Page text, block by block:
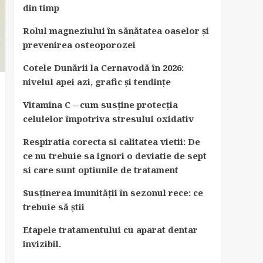
din timp
Rolul magneziului în sănătatea oaselor și
prevenirea osteoporozei
Cotele Dunării la Cernavodă în 2026:
nivelul apei azi, grafic și tendințe
Vitamina C – cum susține protecția
celulelor împotriva stresului oxidativ
Respiratia corecta si calitatea vietii: De
ce nu trebuie sa ignori o deviatie de sept
si care sunt optiunile de tratament
Susținerea imunității în sezonul rece: ce
trebuie să știi
Etapele tratamentului cu aparat dentar
invizibil.